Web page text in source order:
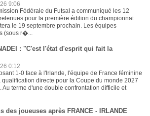
9:06
Fédérale du Futsal a communiqué les 12
pour la première édition du championnat
le 19 septembre prochain. Les équipes
(sous r�...
: "C'est l'état d'esprit qui fait la
0:12
1-0 face à l'Irlande, l'équipe de France féminine
qualification directe pour la Coupe du monde 2027
Au terme d'une double confrontation difficile et
des joueuses après FRANCE - IRLANDE